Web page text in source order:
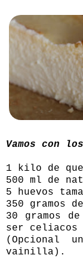
Vamos con
1 kilo de
500 ml de
5 huevos
350 gramos
30 gramos
ser celiacos
(Opcional
vainilla).